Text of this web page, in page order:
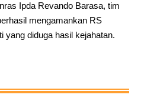
Ipda Revando Barasa, tim
mengamankan RS
yang diduga hasil kejahatan.